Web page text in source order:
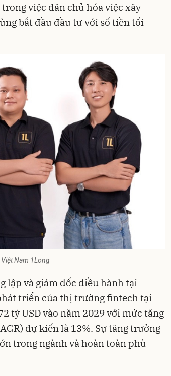
việc dân chủ hóa việc xây
bắt đầu đầu tư với số tiền tối
Nam 1Long
lập và giám đốc điều hành tại
triển của thị trường fintech tại
tỷ USD vào năm 2029 với mức tăng
dự kiến là 13%. Sự tăng trưởng
trong ngành và hoàn toàn phù